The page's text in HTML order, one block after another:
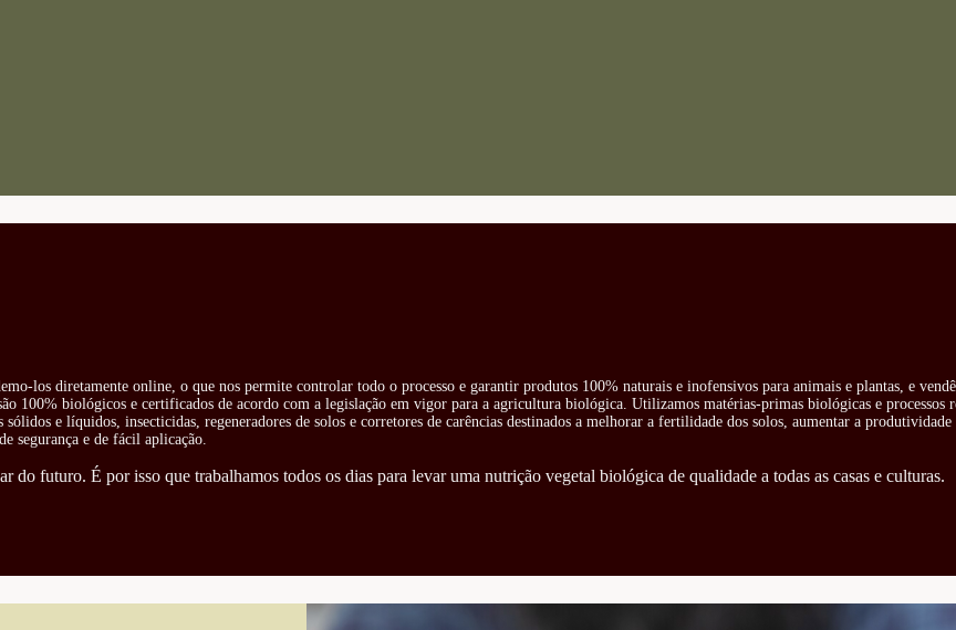
los diretamente online, o que nos permite controlar todo o processo e garantir produtos 100% naturais e inofensivos para animais e plantas, e
100% biológicos e certificados de acordo com a legislação em vigor para a agricultura biológica. Utilizamos matérias-primas biológicas e processos
e líquidos, insecticidas, regeneradores de solos e corretores de carências destinados a melhorar a fertilidade dos solos, aumentar a
segurança e de fácil aplicação.
do futuro. É por isso que trabalhamos todos os dias para levar uma nutrição vegetal biológica de qualidade a todas as casas e culturas.